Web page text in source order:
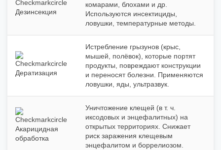
Дезинсекция
комарами, блохами и др.
Используются инсектициды,
ловушки, температурные методы.
Дератизация
Истребление грызунов (крыс,
мышей, полёвок), которые портят
продукты, повреждают конструкции
и переносят болезни. Применяются
ловушки, яды, ультразвук.
Акарицидная
обработка
Уничтожение клещей (в т. ч.
иксодовых и энцефалитных) на
открытых территориях. Снижает
риск заражения клещевым
энцефалитом и боррелиозом.